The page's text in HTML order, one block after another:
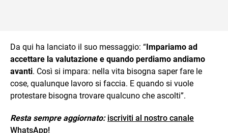
Da qui ha lanciato il suo messaggio: “Impariamo ad
accettare la valutazione e quando perdiamo andiamo
avanti. Così si impara: nella vita bisogna saper fare le
cose, qualunque lavoro si faccia. E quando si vuole
protestare bisogna trovare qualcuno che ascolti”.
Resta sempre aggiornato: iscriviti al nostro canale
WhatsApp!